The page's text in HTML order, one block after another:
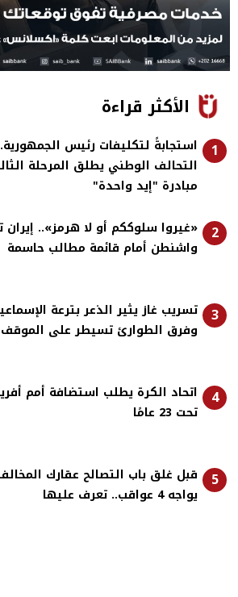
الأكثر قراءة
1
استجابةً لتكليفات رئيس
التحالف الوطني يطلق المرحلة
مبادرة "إيد واحدة"
2
«غيروا سلوككم أو لا هرمز».. إيران
واشنطن أمام قائمة مطالب حاسمة
3
تسريب غاز يثير الذعر بترعة
وفرق الطوارئ تسيطر على الموقف
4
اتحاد الكرة يطلب استضافة أمم
تحت 23 عامًا
5
قبل غلق باب التصالح عقارك
يواجه 4 عواقب.. تعرف عليها